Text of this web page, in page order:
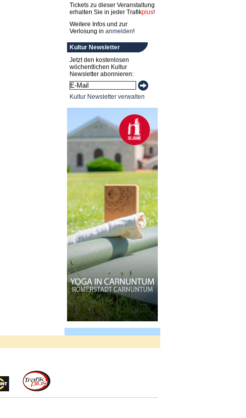
Tickets zu dieser Veranstaltung
erhalten Sie in jeder Trafikplus!
Weitere Infos und zur
Verlosung in anmelden!
Kultur Newsletter
Jetzt den kostenlosen
wöchentlichen Kultur
Newsletter abonnieren:
Kultur Newsletter verwalten